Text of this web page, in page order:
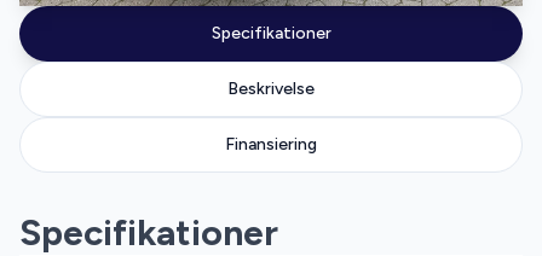
Specifikationer
Beskrivelse
Finansiering
Specifikationer